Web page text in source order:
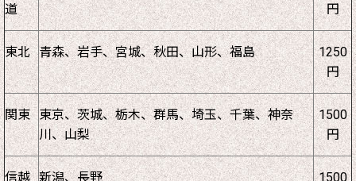
道
円
東北 青森、岩手、宮城、秋田、山形、福島
1250
円
関東
東京、茨城、栃木、群馬、埼玉、千葉、神奈
川、山梨
1500
円
信越 新潟、長野 1500